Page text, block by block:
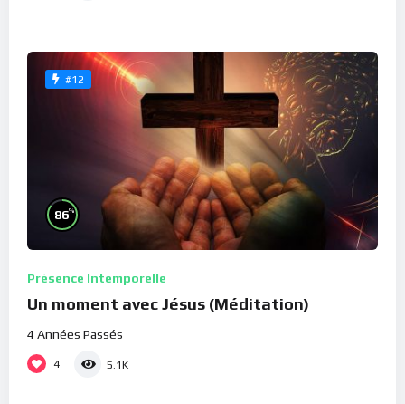
#12
86%
Présence Intemporelle
Un moment avec Jésus (Méditation)
4 Années Passés
4 5.1K